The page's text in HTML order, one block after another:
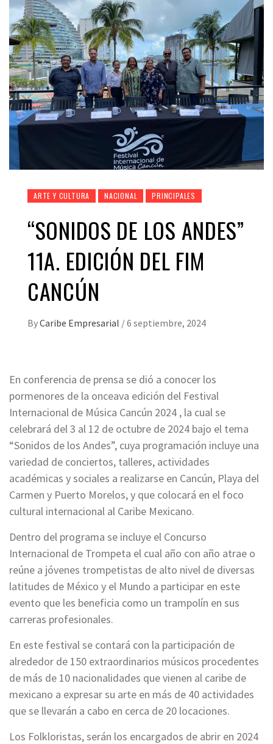
ARTE Y CULTURA NACIONAL PRINCIPALES
“SONIDOS DE LOS ANDES”
11A. EDICIÓN DEL FIM
CANCÚN
ByCaribe Empresarial /6 septiembre, 2024
En conferencia de prensa se dió a conocer los
pormenores de la onceava edición del Festival
Internacional de Música Cancún 2024 , la cual se
celebrará del 3 al 12 de octubre de 2024 bajo el tema
“Sonidos de los Andes”, cuya programación incluye una
variedad de conciertos, talleres, actividades
académicas y sociales a realizarse en Cancún, Playa del
Carmen y Puerto Morelos, y que colocará en el foco
cultural internacional al Caribe Mexicano.
Dentro del programa se incluye el Concurso
Internacional de Trompeta el cual año con año atrae o
reúne a jóvenes trompetistas de alto nivel de diversas
latitudes de México y el Mundo a participar en este
evento que les beneficia como un trampolín en sus
carreras profesionales.
En este festival se contará con la participación de
alrededor de 150 extraordinarios músicos procedentes
de más de 10 nacionalidades que vienen al caribe de
mexicano a expresar su arte en más de 40 actividades
que se llevarán a cabo en cerca de 20 locaciones.
Los Folkloristas, serán los encargados de abrir en 2024